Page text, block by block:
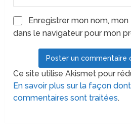
Enregistrer mon nom,
dans le navigateur pour mon
Ce site utilise Akismet pour
En savoir plus sur la façon
commentaires sont traitées.